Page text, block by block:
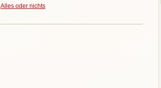
Alles oder nichts